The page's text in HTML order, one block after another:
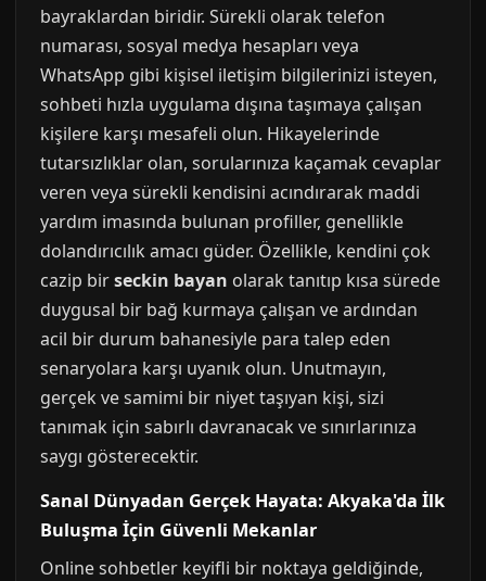
bayraklardan biridir. Sürekli olarak telefon
numarası, sosyal medya hesapları veya
WhatsApp gibi kişisel iletişim bilgilerinizi isteyen,
sohbeti hızla uygulama dışına taşımaya çalışan
kişilere karşı mesafeli olun. Hikayelerinde
tutarsızlıklar olan, sorularınıza kaçamak cevaplar
veren veya sürekli kendisini acındırarak maddi
yardım imasında bulunan profiller, genellikle
dolandırıcılık amacı güder. Özellikle, kendini çok
cazip birseckin bayan olarak tanıtıp kısa sürede
duygusal bir bağ kurmaya çalışan ve ardından
acil bir durum bahanesiyle para talep eden
senaryolara karşı uyanık olun. Unutmayın,
gerçek ve samimi bir niyet taşıyan kişi, sizi
tanımak için sabırlı davranacak ve sınırlarınıza
saygı gösterecektir.
Sanal Dünyadan Gerçek Hayata: Akyaka'da İlk
Buluşma İçin Güvenli Mekanlar
Online sohbetler keyifli bir noktaya geldiğinde,